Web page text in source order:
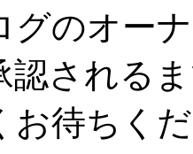
グのオー
認される
お待ちく